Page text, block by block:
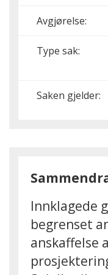
Avgjørelse:
Type sak:
Saken gjelder:
Innklagede
begrenset
anskaffelse